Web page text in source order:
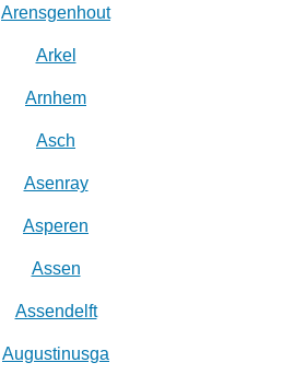
Arensgenhout
Arkel
Arnhem
Asch
Asenray
Asperen
Assen
Assendelft
Augustinusga